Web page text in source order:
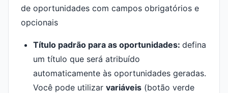
Título padrão para as oportunidades: defina
um título que será atribuído
automaticamente às oportunidades geradas.
Você pode utilizar variáveis (botão verde